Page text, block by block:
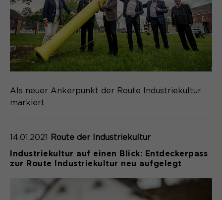
Als neuer Ankerpunkt der Route Industriekultur
markiert
14.01.2021 Route der Industriekultur
Industriekultur auf einen Blick: Entdeckerpass
zur Route Industriekultur neu aufgelegt